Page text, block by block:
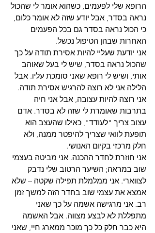
הרופא שלי לפעמים, כשהוא אומר לי שהכול
נראה בסדר, אבל יודע שזה לא אומר כלום,
כי הכול נראה בסדר גם בכל הפעמים
האחרות שבהן הטיפול נכשל.
אני יודעת שעליי להיות אסירת תודה על כך
שהכול נראה בסדר, שיש לי בעל שאוהב
אותי, ושיש לי רופא שאני סומכת עליו. אבל
הלילה אני לא רוצה להרגיש אסירת תודה.
אני רוצה להיות עצובה, אבל אני חיה
בתרבות שאומרת לי שזה לא בסדר. אדם
עצוב צריך "לעודד", כאילו שהעצב הוא
תופעת לוואי שצריך להיפטר ממנה, ולא
חלק מרכזי בקיום האנושי.
אני חוזרת לחדר ההכנה. אני מביטה בעצמי
שוב במראה; השיער הרטוב שלי נדבק
לצווארי. אני ממלמלת תפילה שקטה – שלא
אמצא את עצמי שוב בחדר הזה למשך זמן
רב. אני מרגישה אשמה על כך שאני
מתפללת לא לבצע מצווה. אבל האשמה
היא כבר חלק כל כך מוכר ממארג חיי, שאני